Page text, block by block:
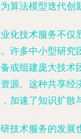
算法模型迭代创
化技术服务不仅
许多中小型研究
或组建庞大技术
源。这种共享经
加速了知识扩散
技术服务的发展